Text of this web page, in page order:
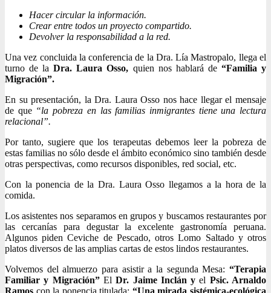
Hacer circular la información.
Crear entre todos un proyecto compartido.
Devolver la responsabilidad a la red.
Una vez concluida la conferencia de la Dra. Lía Mastropalo, llega el
turno de laDra. Laura Osso, quien nos hablará de “Familia y
Migración”.
En su presentación, la Dra. Laura Osso nos hace llegar el mensaje
de que “la pobreza en las familias inmigrantes tiene una lectura
relacional”.
Por tanto, sugiere que los terapeutas debemos leer la pobreza de
estas familias no sólo desde el ámbito económico sino también desde
otras perspectivas, como recursos disponibles, red social, etc.
Con la ponencia de la Dra. Laura Osso llegamos a la hora de la
comida.
Los asistentes nos separamos en grupos y buscamos restaurantes por
las cercanías para degustar la excelente gastronomía peruana.
Algunos piden Ceviche de Pescado, otros Lomo Saltado y otros
platos diversos de las amplias cartas de estos lindos restaurantes.
Volvemos del almuerzo para asistir a la segunda Mesa: “Terapia
Familiar y Migración”ElDr. Jaime Inclán yel Psic. Arnaldo
Ramos con la ponencia titulada: “Una mirada sistémica-ecológica